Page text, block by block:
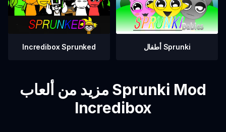
Incredibox Sprunked أطفال Sprunki
مزيد من ألعاب Sprunki Mod
Incredibox